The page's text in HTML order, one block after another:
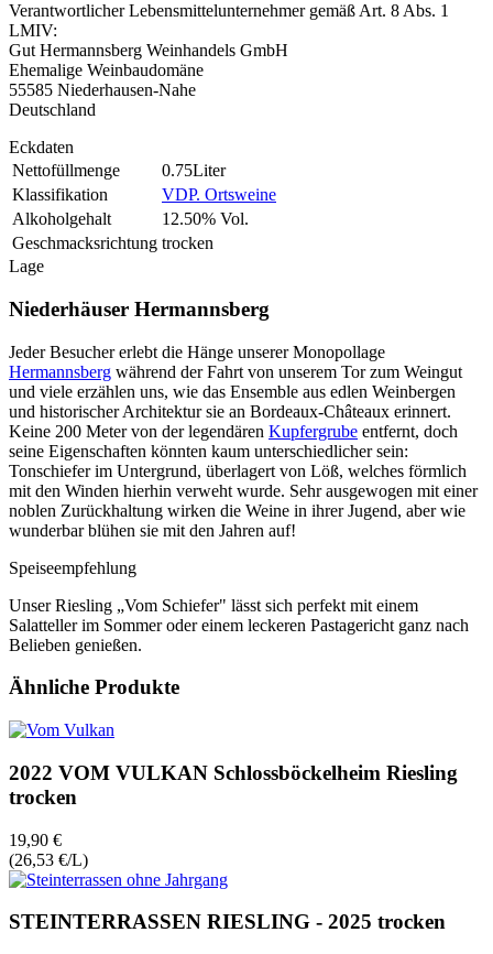
Verantwortlicher Lebensmittelunternehmer gemäß Art. 8 Abs. 1
LMIV:
Gut Hermannsberg Weinhandels GmbH
Ehemalige Weinbaudomäne
55585 Niederhausen-Nahe
Deutschland
Eckdaten
Nettofüllmenge
0.75Liter
Klassifikation
VDP. Ortsweine
Alkoholgehalt
12.50% Vol.
Geschmacksrichtung trocken
Lage
Niederhäuser Hermannsberg
Jeder Besucher erlebt die Hänge unserer Monopollage
Hermannsberg während der Fahrt von unserem Tor zum Weingut
und viele erzählen uns, wie das Ensemble aus edlen Weinbergen
und historischer Architektur sie an Bordeaux-Châteaux erinnert.
Keine 200 Meter von der legendären Kupfergrube entfernt, doch
seine Eigenschaften könnten kaum unterschiedlicher sein:
Tonschiefer im Untergrund, überlagert von Löß, welches förmlich
mit den Winden hierhin verweht wurde. Sehr ausgewogen mit einer
noblen Zurückhaltung wirken die Weine in ihrer Jugend, aber wie
wunderbar blühen sie mit den Jahren auf!
Speiseempfehlung
Unser Riesling „Vom Schiefer" lässt sich perfekt mit einem
Salatteller im Sommer oder einem leckeren Pastagericht ganz nach
Belieben genießen.
Ähnliche Produkte
2022 VOM VULKAN Schlossböckelheim Riesling
trocken
19,90 €
(26,53 €/L)
STEINTERRASSEN RIESLING - 2025 trocken